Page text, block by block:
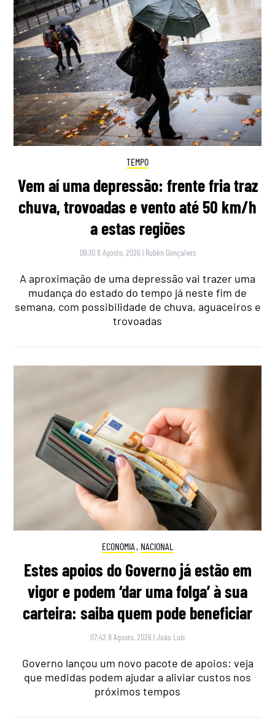
TEMPO
Vem aí uma depressão: frente fria traz
chuva, trovoadas e vento até 50 km/h
a estas regiões
09:10 8 Agosto, 2026 | Rubén Gonçalves
A aproximação de uma depressão vai trazer uma
mudança do estado do tempo já neste fim de
semana, com possibilidade de chuva, aguaceiros e
trovoadas
ECONOMIA , NACIONAL
Estes apoios do Governo já estão em
vigor e podem ‘dar uma folga’ à sua
carteira: saiba quem pode beneficiar
07:42 8 Agosto, 2026 |João Luís
Governo lançou um novo pacote de apoios: veja
que medidas podem ajudar a aliviar custos nos
próximos tempos